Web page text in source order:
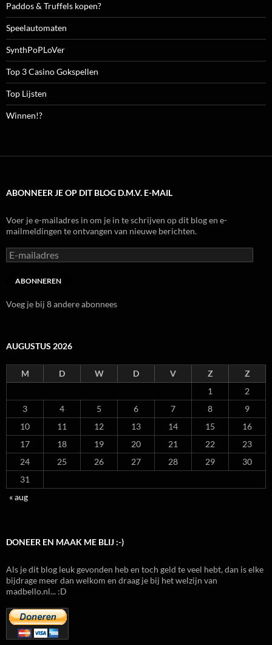
Paddos & Truffels kopen?
Speelautomaten
SynthPoPLoVer
Top 3 Casino Gokspellen
Top Lijsten
Winnen!?
ABONNEER JE OP DIT BLOG D.M.V. E-MAIL
Voer je e-mailadres in om je in te schrijven op dit blog en e-
mailmeldingen te ontvangen van nieuwe berichten.
E-
mailadres
ABONNEREN
Voeg je bij 8 andere abonnees
AUGUSTUS 2026
M D W D V Z
Z
1
2
3
4 5 6 7 8
9
10
11 12 13 14 15
16
17
18 19 20 21 22
23
24
25 26 27 28 29
30
31
« aug
DONEER EN MAAK ME BLIJ :-)
Als je dit blog leuk gevonden heb en toch geld te veel hebt, dan is elke
bijdrage meer dan welkom en draag je bij het welzijn van
madbello.nl... :D